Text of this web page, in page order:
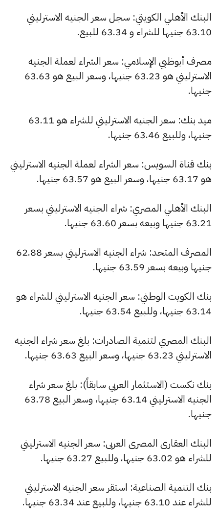
البنك الأهلي الكويتي: سجل سعر الجنيه الاسترليني
63.10 جنيها للشراء و 63.34 للبيع.
مصرف أبوظبي الإسلامي: سعر الشراء لعملة الجنيه
الاسترليني هو 63.23 جنيها، وسعر البيع هو 63.63
جنيها.
ميد بنك: سعر الجنيه الاسترليني للشراء هو 63.11
جنيها، وللبيع 63.46 جنيها.
بنك قناة السويس: سعر الشراء لعملة الجنيه الاسترليني
هو 63.17 جنيها، وسعر البيع هو 63.57 جنيها.
البنك الأهلي المصري: شراء الجنيه الاسترليني بسعر
63.21 جنيها وبيعه بسعر 63.60 جنيها.
المصرف المتحد: شراء الجنيه الاسترليني بسعر 62.88
جنيها وبيعه بسعر 63.59 جنيها.
بنك الكويت الوطني: سعر الجنيه الاسترليني للشراء هو
63.14 جنيها، وللبيع 63.54 جنيها.
البنك المصري لتنمية الصادرات: بلغ سعر شراء الجنيه
الاسترليني 63.23 جنيها، وسعر البيع 63.63 جنيها.
بنك نكست (الاستثمار العربي سابقاً): بلغ سعر شراء
الجنيه الاسترليني 63.14 جنيها، وسعر البيع 63.78
جنيها.
البنك العقارى المصرى العربى: سعر الجنيه الاسترليني
للشراء هو 63.02 جنيها، وللبيع 63.27 جنيها.
بنك التنمية الصناعية: استقر سعر الجنيه الاسترليني
للشراء عند 63.10 جنيها، وللبيع عند 63.34 جنيها.